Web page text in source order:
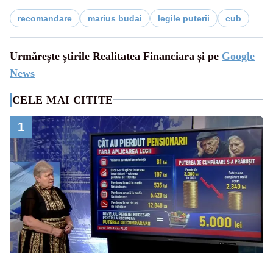
recomandare marius budai legile puterii cub
Urmărește știrile Realitatea Financiara și pe Google
News
CELE MAI CITITE
1